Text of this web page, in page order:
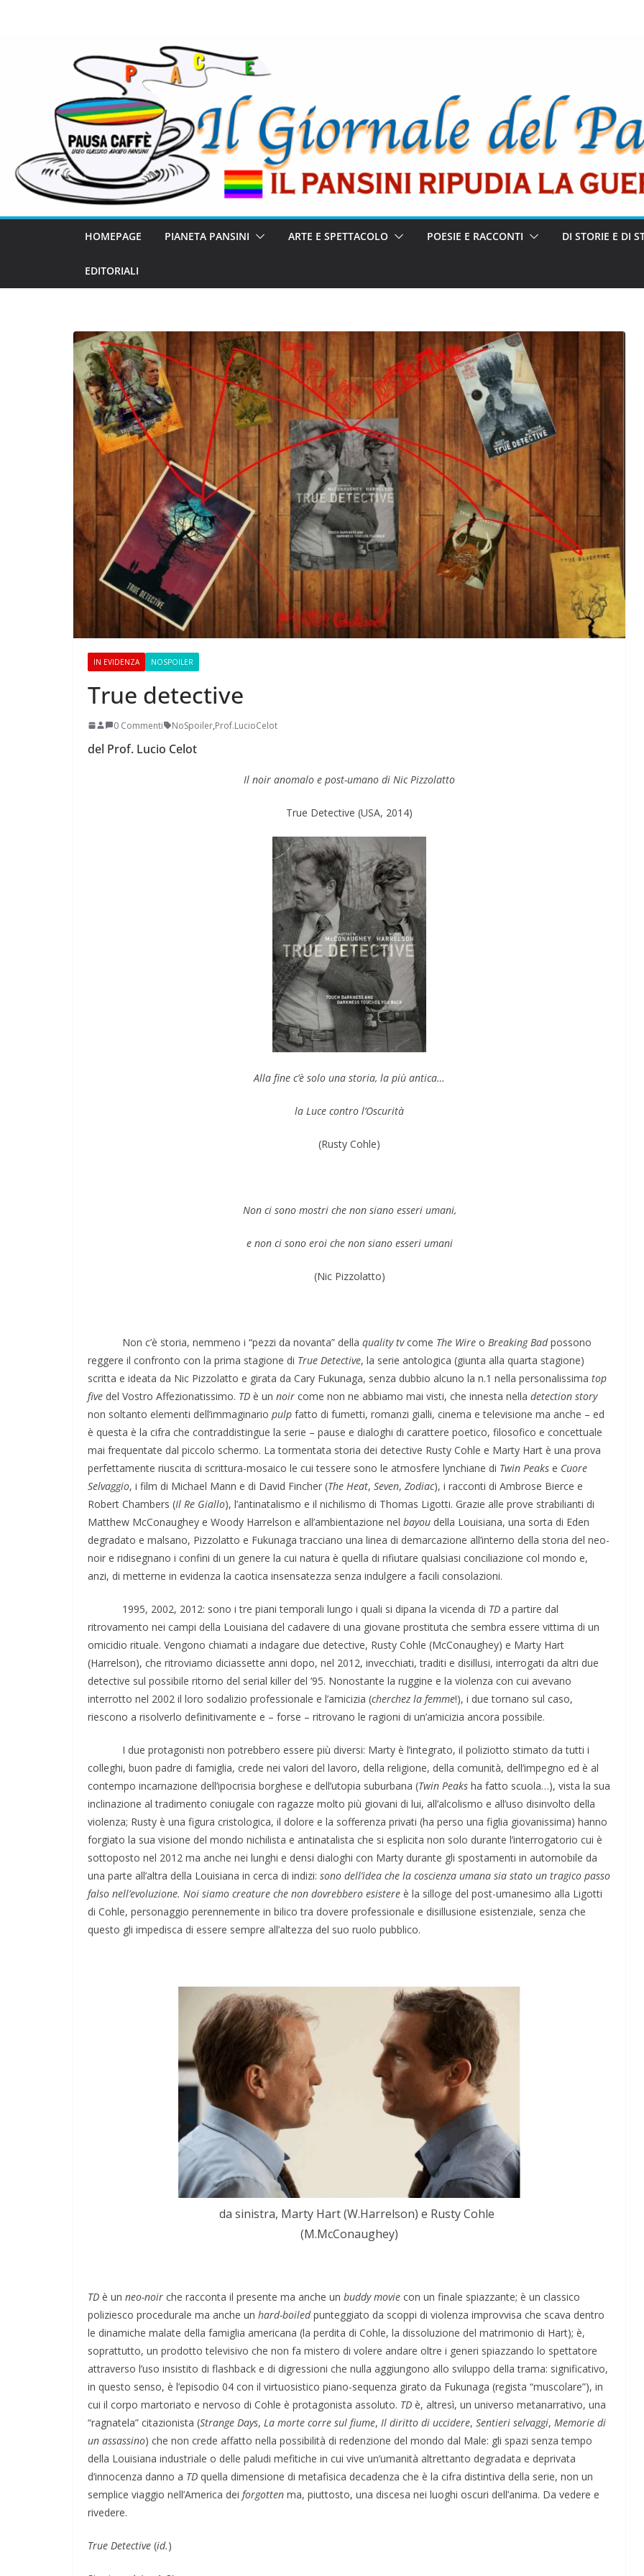
HOMEPAGE PIANETA PANSINI ARTE E SPETTACOLO POESIE E RACCONTI DI STORIE E DI
EDITORIALI
IN EVIDENZA NOSPOILER
True detective
0 Commenti NoSpoiler,Prof.LucioCelot
del Prof. Lucio Celot
Il noir anomalo e post-umano di Nic Pizzolatto
True Detective (USA, 2014)
Alla fine c’è solo una storia, la più antica…
la Luce contro l’Oscurità
(Rusty Cohle)
Non ci sono mostri che non siano esseri umani,
e non ci sono eroi che non siano esseri umani
(Nic Pizzolatto)
Non c’è storia, nemmeno i “pezzi da novanta” della quality tvcome The Wire o Breaking Badpossono
reggere il confronto con la prima stagione di True Detective, la serie antologica (giunta alla quarta stagione)
scritta e ideata da Nic Pizzolatto e girata da Cary Fukunaga, senza dubbio alcuno la n.1 nella personalissima top
five del Vostro Affezionatissimo. TD è un noir come non ne abbiamo mai visti, che innesta nella detection story
non soltanto elementi dell’immaginario pulp fatto di fumetti, romanzi gialli, cinema e televisione ma anche – ed
è questa è la cifra che contraddistingue la serie – pause e dialoghi di carattere poetico, filosofico e concettuale
mai frequentate dal piccolo schermo. La tormentata storia dei detective Rusty Cohle e Marty Hart è una prova
perfettamente riuscita di scrittura-mosaico le cui tessere sono le atmosfere lynchiane di Twin Peaks e Cuore
Selvaggio, i film di Michael Mann e di David Fincher (The Heat, Seven, Zodiac), i racconti di Ambrose Bierce e
Robert Chambers (Il Re Giallo), l’antinatalismo e il nichilismo di Thomas Ligotti. Grazie alle prove strabilianti di
Matthew McConaughey e Woody Harrelson e all’ambientazione nel bayou della Louisiana, una sorta di Eden
degradato e malsano, Pizzolatto e Fukunaga tracciano una linea di demarcazione all’interno della storia del neo-
noir e ridisegnano i confini di un genere la cui natura è quella di rifiutare qualsiasi conciliazione col mondo e,
anzi, di metterne in evidenza la caotica insensatezza senza indulgere a facili consolazioni.
1995, 2002, 2012: sono i tre piani temporali lungo i quali si dipana la vicenda di TD a partire dal
ritrovamento nei campi della Louisiana del cadavere di una giovane prostituta che sembra essere vittima di un
omicidio rituale. Vengono chiamati a indagare due detective, Rusty Cohle (McConaughey) e Marty Hart
(Harrelson), che ritroviamo diciassette anni dopo, nel 2012, invecchiati, traditi e disillusi, interrogati da altri due
detective sul possibile ritorno del serial killer del ’95. Nonostante la ruggine e la violenza con cui avevano
interrotto nel 2002 il loro sodalizio professionale e l’amicizia (cherchez la femme!), i due tornano sul caso,
riescono a risolverlo definitivamente e – forse – ritrovano le ragioni di un’amicizia ancora possibile.
I due protagonisti non potrebbero essere più diversi: Marty è l’integrato, il poliziotto stimato da tutti i
colleghi, buon padre di famiglia, crede nei valori del lavoro, della religione, della comunità, dell’impegno ed è al
contempo incarnazione dell’ipocrisia borghese e dell’utopia suburbana (Twin Peaks ha fatto scuola…), vista la sua
inclinazione al tradimento coniugale con ragazze molto più giovani di lui, all’alcolismo e all’uso disinvolto della
violenza; Rusty è una figura cristologica, il dolore e la sofferenza privati (ha perso una figlia giovanissima) hanno
forgiato la sua visione del mondo nichilista e antinatalista che si esplicita non solo durante l’interrogatorio cui è
sottoposto nel 2012 ma anche nei lunghi e densi dialoghi con Marty durante gli spostamenti in automobile da
una parte all’altra della Louisiana in cerca di indizi: sono dell’idea che la coscienza umana sia stato un tragico passo
falso nell’evoluzione. Noi siamo creature che non dovrebbero esistere è la silloge del post-umanesimo alla Ligotti
di Cohle, personaggio perennemente in bilico tra dovere professionale e disillusione esistenziale, senza che
questo gli impedisca di essere sempre all’altezza del suo ruolo pubblico.
da sinistra, Marty Hart (W.Harrelson) e Rusty Cohle
(M.McConaughey)
TD è un neo-noir che racconta il presente ma anche un buddy movie con un finale spiazzante; è un classico
poliziesco procedurale ma anche un hard-boiledpunteggiato da scoppi di violenza improvvisa che scava dentro
le dinamiche malate della famiglia americana (la perdita di Cohle, la dissoluzione del matrimonio di Hart); è,
soprattutto, un prodotto televisivo che non fa mistero di volere andare oltre i generi spiazzando lo spettatore
attraverso l’uso insistito di flashback e di digressioni che nulla aggiungono allo sviluppo della trama: significativo,
in questo senso, è l’episodio 04 con il virtuosistico piano-sequenza girato da Fukunaga (regista “muscolare”), in
cui il corpo martoriato e nervoso di Cohle è protagonista assoluto. TD è, altresì, un universo metanarrativo, una
“ragnatela” citazionista (Strange Days, La morte corre sul fiume, Il diritto di uccidere, Sentieri selvaggi, Memorie di
un assassino) che non crede affatto nella possibilità di redenzione del mondo dal Male: gli spazi senza tempo
della Louisiana industriale o delle paludi mefitiche in cui vive un’umanità altrettanto degradata e deprivata
d’innocenza danno a TD quella dimensione di metafisica decadenza che è la cifra distintiva della serie, non un
semplice viaggio nell’America dei forgotten ma, piuttosto, una discesa nei luoghi oscuri dell’anima. Da vedere e
rivedere.
True Detective (id.)
Incontro sul referendum per la riforma della
magistratura
L’ANNO DEI CINECOMICS: 2026 TRA FILM E
SERIE TV
Perle dei prof #38
Napoli: una città indifferente che vive nella
straordinarietà
ApocalypseVietnam #7: Storia di una foto: “Rough
Justice on a Saigon Street”